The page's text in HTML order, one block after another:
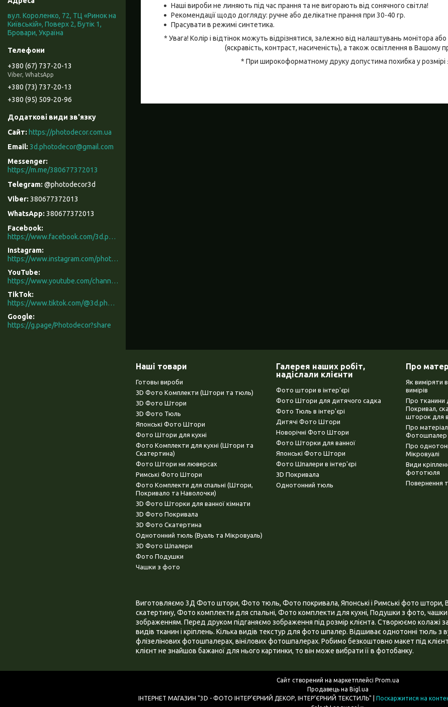
Наші вироби не линяють під час прання та не вигорають від сонячного світла!
Рекомендації щодо догляду: ручне або делікатне прання при 30-40 гр.
Прасувати в режимі синтетика.
* Увага! Колір і відтінок можуть відрізнятися, залежно від налаштувань монітора
(яскравість, контраст, насиченість), а також освітлення в Вашому
* При широкоформатному друку допустима похибка у розмірі
вул. Короленко, 72, ТЦ «Ринок на
Київській», Поверх 2, Бутік 1,
Бровари, Україна
+380 (67) 737-20-13
Viber, WhatsApp
+380 (73) 737-20-13
+380 (95) 509-20-96
https://photodecor.com.ua
3d.photodecor@gmail.com
https://m.me/380677372013
@photodecor3d
380677372013
380677372013
Facebook
https://www.facebook.com/3d.photodecor/
Instagram
https://www.instagram.com/photodecor.com.ua/
YouTube
https://www.youtube.com/channel/UCXCUerfqRY1Pw7-IptdbqyA/videos
TikTok
https://www.tiktok.com/@3d.photodecor?is_from_webapp=1&sender_device=pc
Google
https://g.page/Photodecor?share
Наші товари
Готовы вироби
3D Фото Комплекти (Штори та тюль)
3D Фото Штори
3D Фото Тюль
Японські Фото Штори
Фото Штори для кухні
Фото Комплекти для кухні (Штори та
Скатертина)
Фото Штори ни люверсах
Римські Фото Штори
Фото Комплекти для спальні (Штори,
Покривало та Наволочки)
3D Фото Шторки для ванної кімнати
3D Фото Покривала
3D Фото Скатертина
Однотонний тюль (Вуаль та Мікровуаль)
3D Фото Шпалери
Фото Подушки
Чашки з фото
Галерея наших робіт,
надіслали клієнти
Фото штори в інтер'єрі
Фото Штори для дитячого садка
Фото Тюль в інтер'єрі
Дитячі Фото Штори
Новорічні Фото Штори
Фото Шторки для ванної
Японські Фото Штори
Фото Шпалери в інтер'єрі
3D Покривала
Однотонний тюль
Про
Як виміряти
вимірів
Про
Покривал,
шторок для
Про
Фотошпалер
Про
Мікровуалі
Види
фототюля
Повернення
Виготовляємо 3Д Фото штори, Фото тюль, Фото покривала, Японські і Римські фото штори,
скатертину, Фото комплекти для спальні, Фото комплекти для кухні, Подушки з фото, чашки
зображенням. Перед друком підганяємо зображення під розмір клієнта. Створюємо колажі
видів тканин і кріплень. Кілька видів текстур для фото шпалер. Відшиває однотонні тюль з
флізелінових фотошпалерах, вінілових фотошпалерах. Робимо безкоштовно макет під
клієнт не знайшов бажаної для нього картинки, то він може вибрати її в фотобанку.
Сайт створений на маркетплейсі Prom.ua
Продавець на Bigl.ua
Поскаржитися на